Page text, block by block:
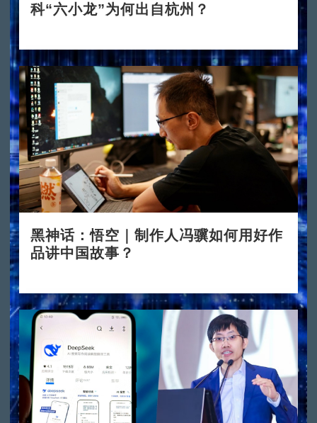
科“六小龙”为何出自杭州？
黑神话：悟空｜制作人冯骥如何用好作
品讲中国故事？